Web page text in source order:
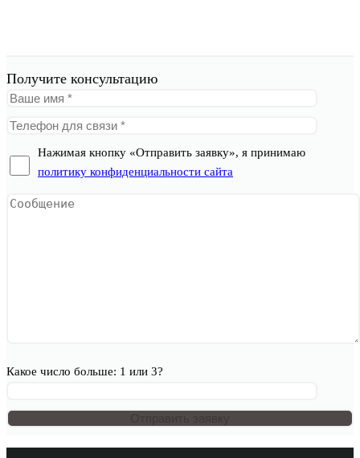
Получите консультацию
Нажимая кнопку «Отправить заявку», я принимаю
политику конфиденциальности сайта
Какое число больше: 1 или 3?